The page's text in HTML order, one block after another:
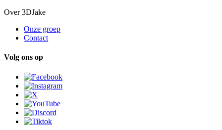
Over 3DJake
Onze groep
Contact
Volg ons op